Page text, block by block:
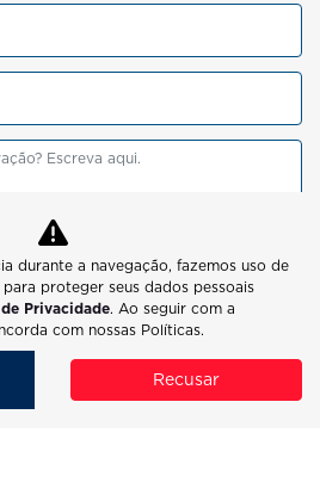
Email
EM CONTATO
durante a navegação, fazemos uso de
proteger seus dados pessoais
Privacidade. Ao seguir com a
com nossas Políticas.
Recusar